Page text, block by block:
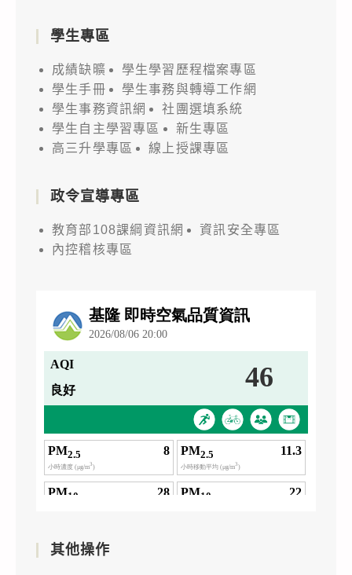
學生專區
成績缺曠
學生學習歷程檔案專區
學生手冊
學生事務與轉導工作網
學生事務資訊網
社團選填系統
學生自主學習專區
新生專區
高三升學專區
線上授課專區
政令宣導專區
教育部108課綱資訊網
資訊安全專區
內控稽核專區
其他操作